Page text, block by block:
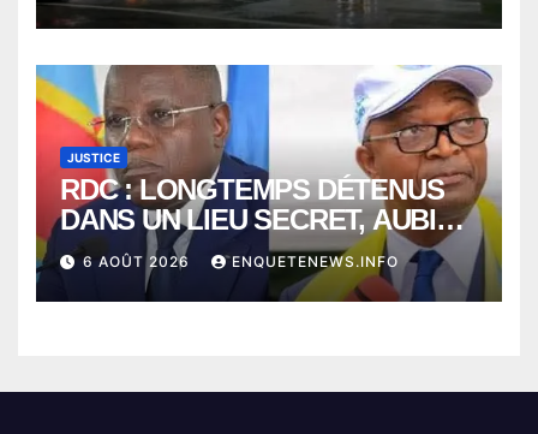
JUSTICE
RDC : LONGTEMPS DÉTENUS
DANS UN LIEU SECRET, AUBIN
MINAKU ET EMMANUEL
SHADARY TRANSFÉRÉS À
L’AUDITORAT MILITAIRE
6 AOÛT 2026 ENQUETENEWS.INFO